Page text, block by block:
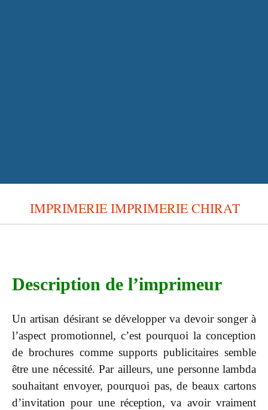
IMPRIMERIE IMPRIMERIE CHIRAT
Description de l’imprimeur
Un artisan désirant se développer va devoir songer à
l’aspect promotionnel, c’est pourquoi la conception
de brochures comme supports publicitaires semble
être une nécessité. Par ailleurs, une personne lambda
souhaitant envoyer, pourquoi pas, de beaux cartons
d’invitation pour une réception, va avoir vraiment